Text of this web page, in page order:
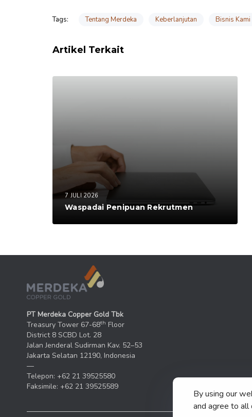
Tags: Tentang Merdeka Keberlanjutan Bisnis Kami
Artikel Terkait
7 JULI 2026
Waspadai Penipuan Rekrutmen
PT Merdeka Copper Gold Tbk
Treasury Tower 67-68th Floor
District 8 SCBD Lot. 28
Jalan Jenderal Sudirman Kav. 52–53
Jakarta Selatan 12190, Indonesia
—
Telepon: +62 21 39525580
Faksimile: +62 21 39525589
By using our
and agree to